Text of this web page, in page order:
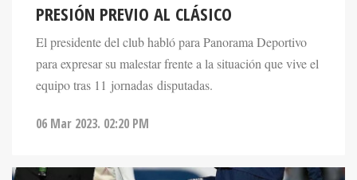
PRESIÓN PREVIO AL CLÁSICO
El presidente del club habló para Panorama Deportivo
para expresar su malestar frente a la situación que vive el
equipo tras 11 jornadas disputadas.
06 Mar 2023. 02:20 PM